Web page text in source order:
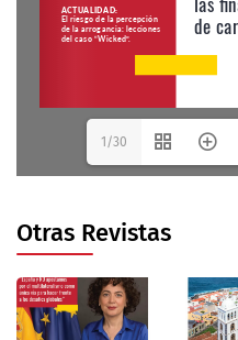
1/30
Otras Revistas